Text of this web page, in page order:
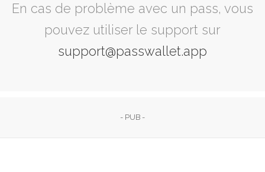
En cas de problème avec un pass, vous
pouvez utiliser le support sur
support@passwallet.app
- PUB -